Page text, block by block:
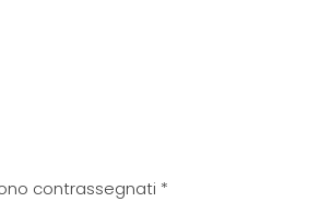
contrassegnati *